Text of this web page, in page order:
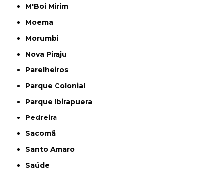
M'Boi Mirim
Moema
Morumbi
Nova Piraju
Parelheiros
Parque Colonial
Parque Ibirapuera
Pedreira
Sacomã
Santo Amaro
Saúde